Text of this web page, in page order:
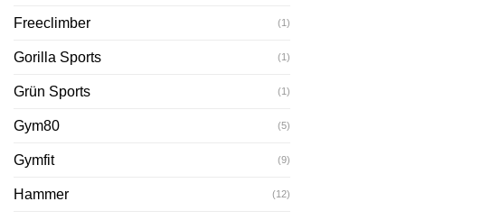
Freeclimber (1)
Gorilla Sports (1)
Grün Sports (1)
Gym80 (5)
Gymfit (9)
Hammer (12)